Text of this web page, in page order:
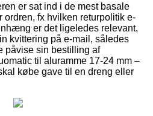
er sat ind i de mest basale
fx hvilken returpolitik e-
er det ligeledes relevant,
kvittering på e-mail, således
påvise sin bestilling af
til aluramme 17-24 mm –
købe gave til en dreng eller